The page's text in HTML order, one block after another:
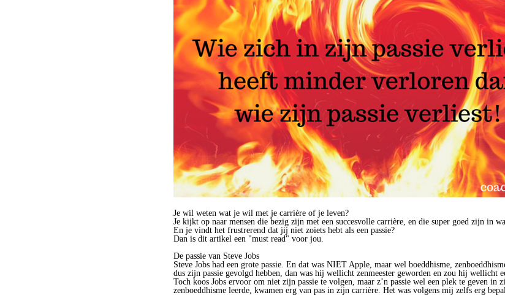
Je wil weten wat je wil met je carrière of je leven?
Je kijkt op naar mensen die bezig zijn met een succesvolle carrière, en die super goed zijn in
En je vindt het frustrerend dat jij niet zoiets hebt als een passie?
Dan is dit artikel een "must read" voor jou.
De passie van Steve Jobs
Steve Jobs had een grote passie. En dat was NIET Apple, maar wel boeddhisme,
dus zijn passie gevolgd hebben, dan was hij wellicht zenmeester geworden en zou hij wellicht
Toch koos Jobs ervoor om niet zijn passie te volgen, maar z’n passie wel een plek te geven
zenboeddhisme leerde, kwamen erg van pas in zijn carrière. Het was volgens mij zelfs erg